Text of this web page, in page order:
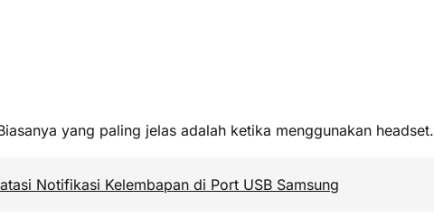
yang paling jelas adalah ketika menggunakan headset.
Notifikasi Kelembapan di Port USB Samsung